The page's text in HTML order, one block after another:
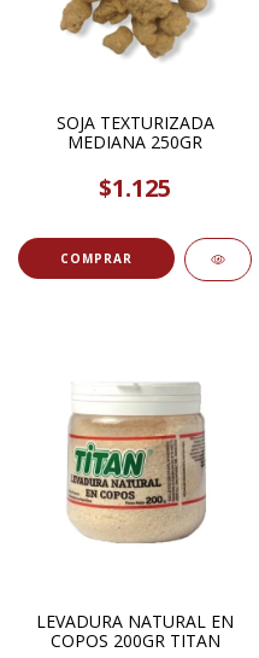
SOJA TEXTURIZADA
MEDIANA 250GR
$1.125
COMPRAR
LEVADURA NATURAL EN
COPOS 200GR TITAN